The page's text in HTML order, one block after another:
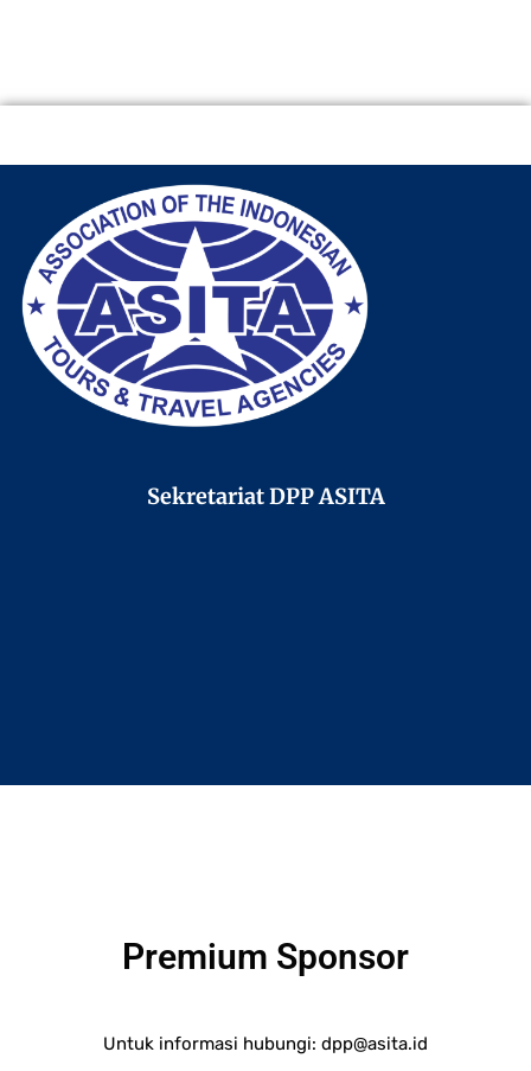
Sekretariat DPP ASITA
Premium Sponsor
Untuk informasi hubungi: dpp@asita.id